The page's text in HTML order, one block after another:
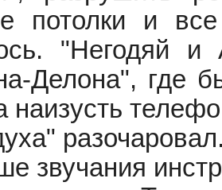
потолки и
"Негодяй и
Делона", где
наизусть
звучания